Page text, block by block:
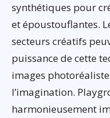
synthétiques pour
et époustouflantes.
secteurs créatifs
puissance de cette
images
l’imagination.
harmonieusement